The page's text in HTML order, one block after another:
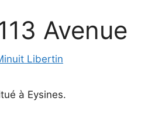
Avenue
Libertin
à Eysines.